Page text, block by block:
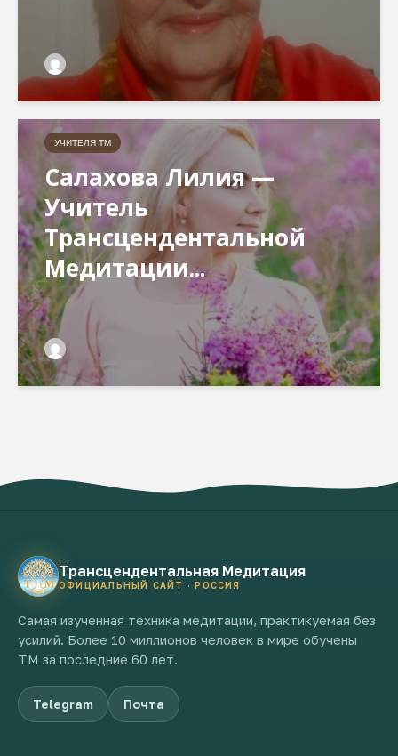
УЧИТЕЛЯ ТМ
Салахова Лилия —
Учитель
Трансцендентальной
Медитации...
Трансцендентальная Медитация
ОФИЦИАЛЬНЫЙ САЙТ · РОССИЯ
Самая изученная техника медитации, практикуемая без
усилий. Более 10 миллионов человек в мире обучены
ТМ за последние 60 лет.
Telegram Почта